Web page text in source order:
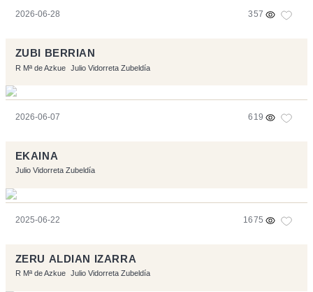
2026-06-28 357
ZUBI BERRIAN
R Mª de Azkue Julio Vidorreta Zubeldía
2026-06-07 619
EKAINA
Julio Vidorreta Zubeldía
2025-06-22 1675
ZERU ALDIAN IZARRA
R Mª de Azkue Julio Vidorreta Zubeldía